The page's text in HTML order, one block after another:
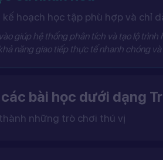
hoạch học tập phù hợp và chỉ
giúp hệ thống phân tích và tạo lộ trình
năng giao tiếp thực tế nhanh chóng và
bài học dưới dạng
những trò chơi thú vị